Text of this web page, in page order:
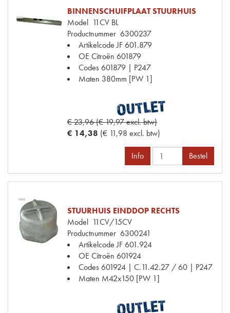
BINNENSCHUIFPLAAT STUURHUIS
Model 11CV BL
Productnummer 6300237
Artikelcode JF 601.879
OE Citroën 601879
Codes 601879 | P247
Maten 380mm [PW 1]
€ 23,96 (€ 19,97 excl. btw)
€ 14,38 (€ 11,98 excl. btw)
Info Bestel
STUURHUIS EINDDOP RECHTS
Model 11CV/15CV
Productnummer 6300241
Artikelcode JF 601.924
OE Citroën 601924
Codes 601924 | C.11.42.27 / 60 | P247
Maten M42x150 [PW 1]